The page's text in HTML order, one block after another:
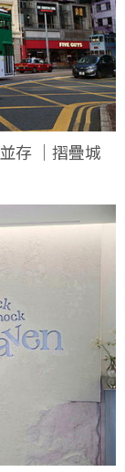
存 ｜摺疊城